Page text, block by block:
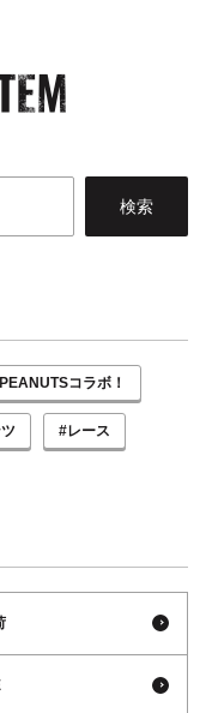
コラボ！
#レース